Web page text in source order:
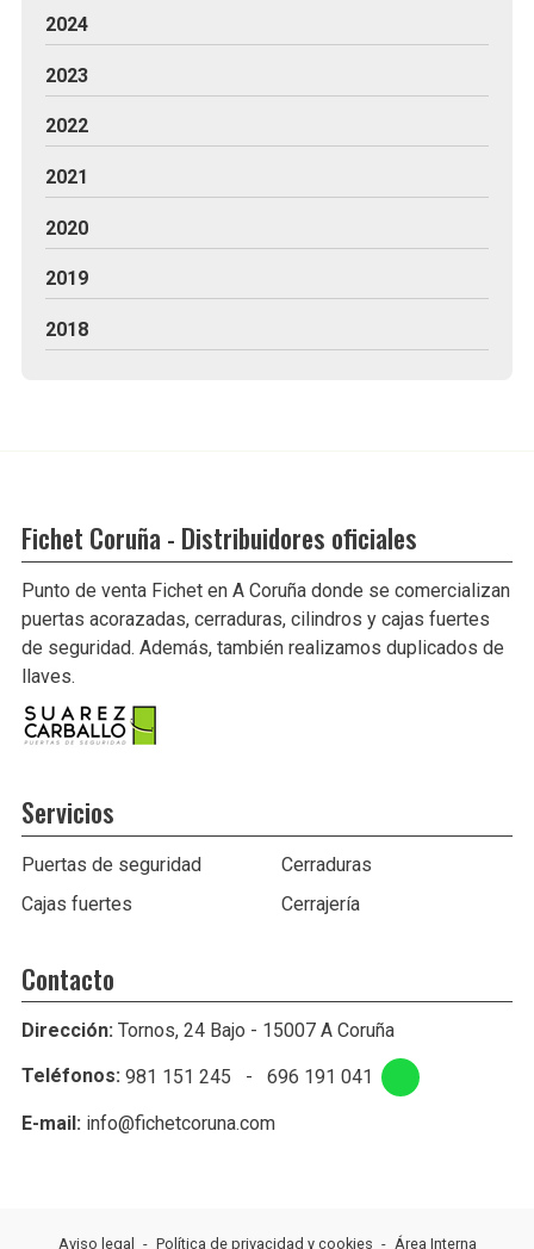
2024
2023
2022
2021
2020
2019
2018
Fichet Coruña - Distribuidores oficiales
Punto de venta Fichet en A Coruña donde se comercializan
puertas acorazadas, cerraduras, cilindros y cajas fuertes
de seguridad. Además, también realizamos duplicados de
llaves.
Servicios
Puertas de seguridad
Cerraduras
Cajas fuertes
Cerrajería
Contacto
Dirección: Tornos, 24 Bajo - 15007 A Coruña
Teléfonos: 981 151 245 - 696 191 041
E-mail: info@fichetcoruna.com
Aviso legal - Política de privacidad y cookies - Área Interna